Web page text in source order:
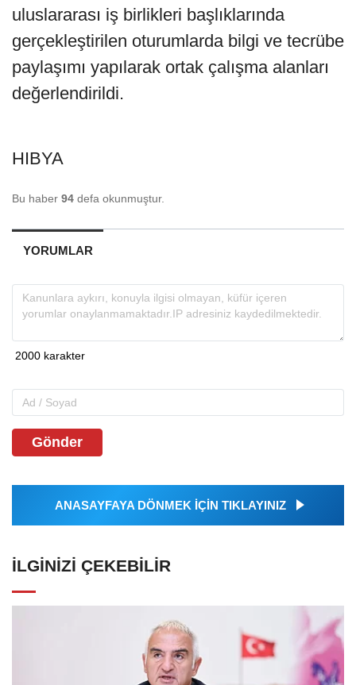
uluslararası iş birlikleri başlıklarında
gerçekleştirilen oturumlarda bilgi ve tecrübe
paylaşımı yapılarak ortak çalışma alanları
değerlendirildi.
HIBYA
Bu haber 94 defa okunmuştur.
YORUMLAR
Gönder
ANASAYFAYA DÖNMEK İÇİN TIKLAYINIZ
İLGINIZI ÇEKEBILIR